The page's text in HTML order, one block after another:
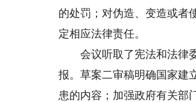
的处罚；对伪造、变造或者
定相应法律责任。
会议听取了宪法和法律委
报。草案二审稿明确国家建
患的内容；加强政府有关部